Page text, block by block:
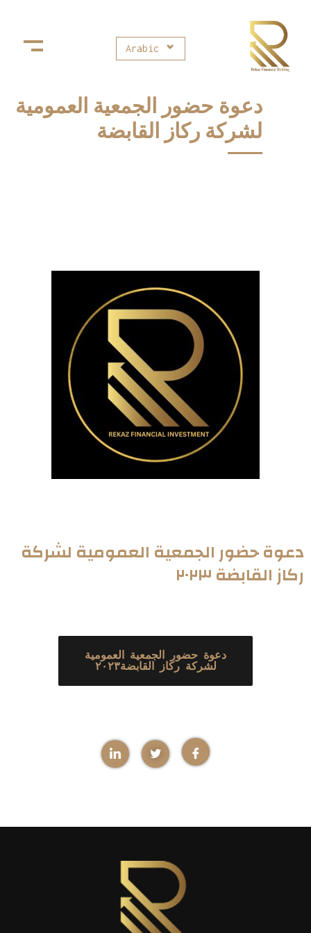
Arabic
دعوة حضور الجمعية العمومية
لشركة ركاز القابضة
دعوة حضور الجمعية العمومية لشركة
ركاز القابضة ٢٠٢٣
دعوة حضور الجمعية العمومية
لشركة ركاز القابضة٢٠٢٣